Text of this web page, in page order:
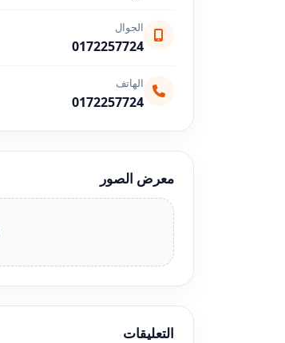
الجوال
0172257724
الهاتف
0172257724
معرض الصور
التعليقات